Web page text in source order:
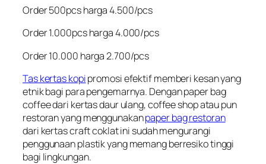
Order 500pcs harga 4.500/pcs
Order 1.000pcs harga 4.000/pcs
Order 10.000 harga 2.700/pcs
Tas kertas kopipromosi efektif memberi kesan yang
etnik bagi para pengemarnya. Dengan paper bag
coffee dari kertas daur ulang, coffee shop atau pun
restoran yang menggunakanpaper bag restoran
dari kertas craft coklat ini sudah mengurangi
penggunaan plastik yang memang berresiko tinggi
bagi lingkungan.